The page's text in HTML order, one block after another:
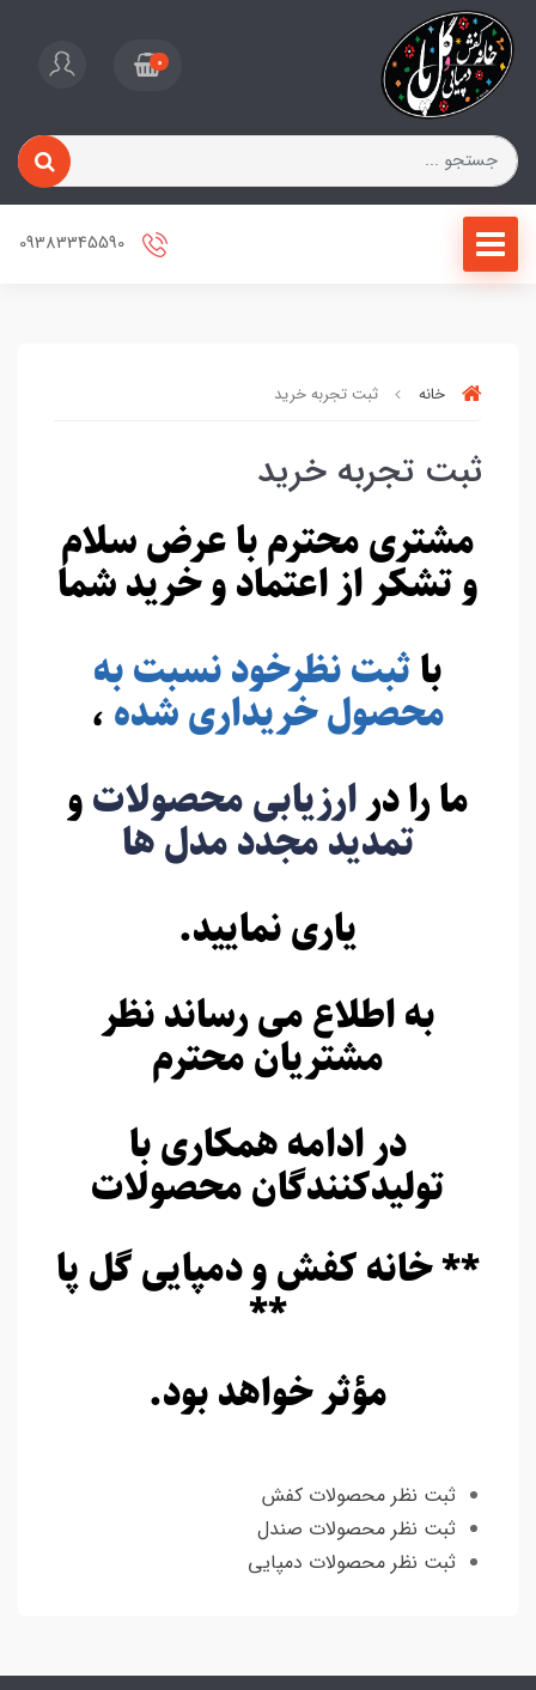
0
خانه ثبت تجربه خرید
ثبت تجربه خرید
مشتری محترم با عرض سلام
و تشکر از اعتماد و خرید شما
باثبت نظرخود نسبت به
محصول خریداری شده،
ما را درارزیابی محصولاتو
تمدید مجدد مدل ها
یاری نمایید.
به اطلاع می رساند نظر
مشتریان محترم
در ادامه همکاری با
تولیدکنندگان محصولات
** خانه کفش و دمپایی گل پا
**
مؤثر خواهد بود.
ثبت نظر محصولات کفش
ثبت نظر محصولات صندل
ثبت نظر محصولات دمپایی